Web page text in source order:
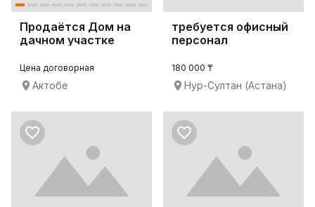
Продаётся Дом на
дачном участке
Цена договорная
Актобе
требуется офисный
персонал
180 000 ₸
Нур-Султан (Астана)